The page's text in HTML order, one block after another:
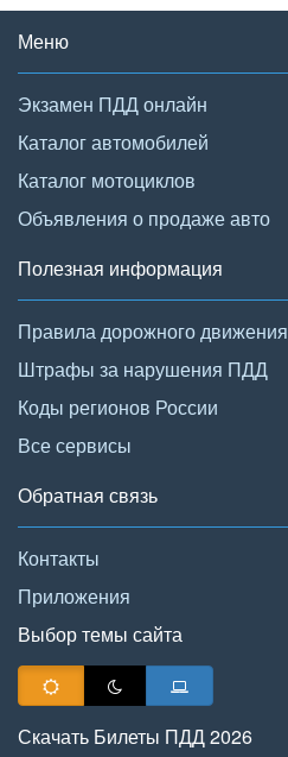
Меню
Экзамен ПДД онлайн
Каталог автомобилей
Каталог мотоциклов
Объявления о продаже авто
Полезная информация
Правила дорожного движения
Штрафы за нарушения ПДД
Коды регионов России
Все сервисы
Обратная связь
Контакты
Приложения
Выбор темы сайта
Скачать Билеты ПДД 2026